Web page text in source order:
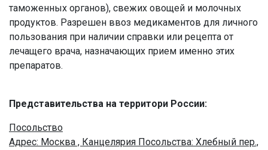
таможенных органов), свежих овощей и молочных
продуктов. Разрешен ввоз медикаментов для личного
пользования при наличии справки или рецепта от
лечащего врача, назначающих прием именно этих
препаратов.
Представительства на территори России:
Посольство
Адрес: Москва , Канцелярия Посольства: Хлебный пер.,